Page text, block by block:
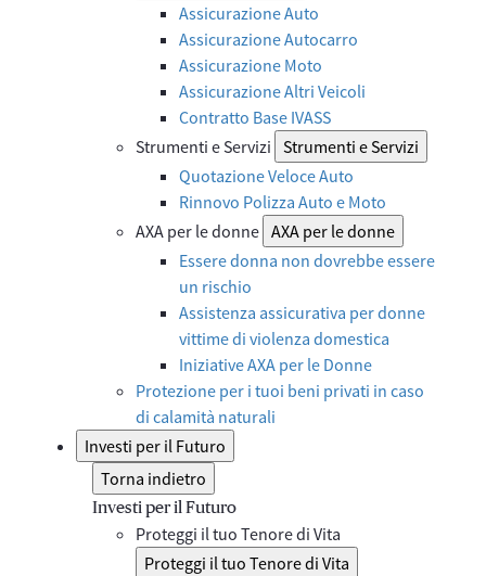
Assicurazione Auto
Assicurazione Autocarro
Assicurazione Moto
Assicurazione Altri Veicoli
Contratto Base IVASS
Strumenti e Servizi Strumenti e Servizi
Quotazione Veloce Auto
Rinnovo Polizza Auto e Moto
AXA per le donne AXA per le donne
Essere donna non dovrebbe essere
un rischio
Assistenza assicurativa per donne
vittime di violenza domestica
Iniziative AXA per le Donne
Protezione per i tuoi beni privati in caso
di calamità naturali
Investi per il Futuro
Torna indietro
Investi per il Futuro
Proteggi il tuo Tenore di Vita
Proteggi il tuo Tenore di Vita